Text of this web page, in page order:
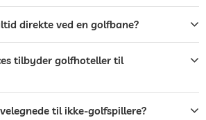
direkte ved en golfbane?
tilbyder golfhoteller til
til ikke-golfspillere?